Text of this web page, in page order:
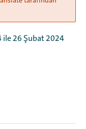
ile 26 Şubat 2024